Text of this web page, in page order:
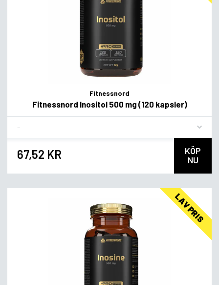
Fitnessnord
Fitnessnord Inositol 500 mg (120 kapsler)
67,52 KR
KÖP
NU
LAV PRIS